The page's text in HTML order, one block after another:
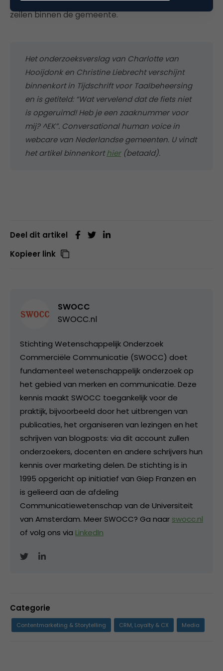
zeilen binnen de gemeente.
Het onderzoeksverslag van Charlotte van
Hooijdonk en Christine Liebrecht verschijnt
binnenkort in Tijdschrift voor Taalbeheersing
en is getiteld: “Wat vervelend dat de fiets niet
is opgeruimd! Heb je een zaaknummer voor
mij? ^EK”. Conversational human voice in
webcare van Nederlandse gemeenten. U vindt
het artikel binnenkorthier(betaald).
Deel dit artikel
Kopieer link
SWOCC
SWOCC.nl
Stichting Wetenschappelijk Onderzoek
Commerciële Communicatie (SWOCC) doet
fundamenteel wetenschappelijk onderzoek op
het gebied van merken en communicatie. Deze
kennis maakt SWOCC toegankelijk voor de
praktijk, bijvoorbeeld door het uitbrengen van
publicaties, het organiseren van lezingen en het
schrijven van blogposts: via dit account zullen
onderzoekers, docenten en andere schrijvers hun
kennis over marketing delen. De stichting is in
1995 opgericht op initiatief van Giep Franzen en
is gelieerd aan de afdeling
Communicatiewetenschap van de Universiteit
van Amsterdam. Meer SWOCC? Ga naar swocc.nl
of volg ons via LinkedIn
Categorie
Contentmarketing & Storytelling CRM, Loyalty & CX Media